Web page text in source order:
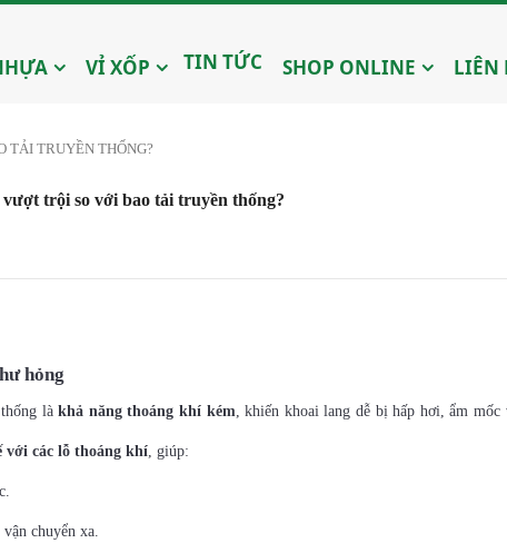
VỈ XỐP TIN TỨC SHOP ONLINE LIÊN
TẢI TRUYỀN THỐNG?
trội so với bao tải truyền thống?
hỏng
thống làkhả năng thoáng khí kém , khiến khoai lang dễ bị hấp hơi, ẩm
các lỗ thoáng khí , giúp:
chuyển xa.